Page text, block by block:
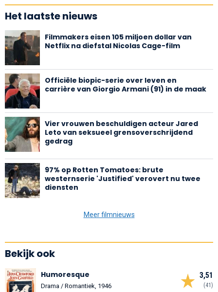
Het laatste nieuws
Filmmakers eisen 105 miljoen dollar van
Netflix na diefstal Nicolas Cage-film
Officiële biopic-serie over leven en
carrière van Giorgio Armani (91) in de maak
Vier vrouwen beschuldigen acteur Jared
Leto van seksueel grensoverschrijdend
gedrag
97% op Rotten Tomatoes: brute
westernserie 'Justified' verovert nu twee
diensten
Meer filmnieuws
Bekijk ook
3,51
(41)
Humoresque
Drama / Romantiek, 1946